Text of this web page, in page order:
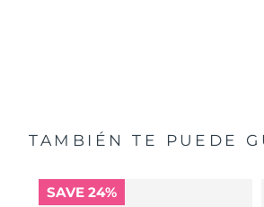
TAMBIÉN TE PUEDE
SAVE 24%